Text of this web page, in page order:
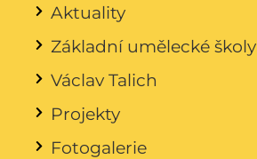
Aktuality
Základní umělecké školy
Václav Talich
Projekty
Fotogalerie